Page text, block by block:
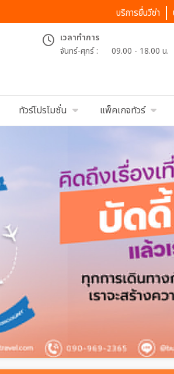
บริการยื่นวีซ่า
เวลาทำการ
จันทร์-ศุกร์ :
09.00 - 18.00 น.
ทัวร์โปรโมชั่น แพ็คเกจทัวร์